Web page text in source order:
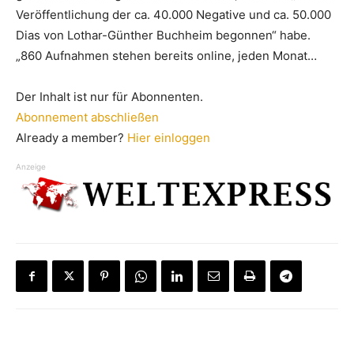
Veröffentlichung der ca. 40.000 Negative und ca. 50.000
Dias von Lothar-Günther Buchheim begonnen“ habe.
„860 Aufnahmen stehen bereits online, jeden Monat…
Der Inhalt ist nur für Abonnenten.
Abonnement abschließen
Already a member? Hier einloggen
Anzeige